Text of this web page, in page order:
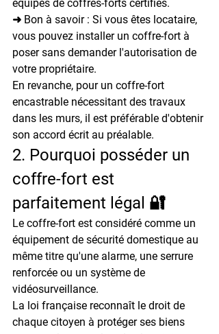
équipés de coffres-forts certifiés.
➜ Bon à savoir : Si vous êtes locataire,
vous pouvez installer un coffre-fort à
poser sans demander l'autorisation de
votre propriétaire.
En revanche, pour un coffre-fort
encastrable nécessitant des travaux
dans les murs, il est préférable d'obtenir
son accord écrit au préalable.
2. Pourquoi posséder un
coffre-fort est
parfaitement légal 🔐
Le coffre-fort est considéré comme un
équipement de sécurité domestique au
même titre qu'une alarme, une serrure
renforcée ou un système de
vidéosurveillance.
La loi française reconnaît le droit de
chaque citoyen à protéger ses biens